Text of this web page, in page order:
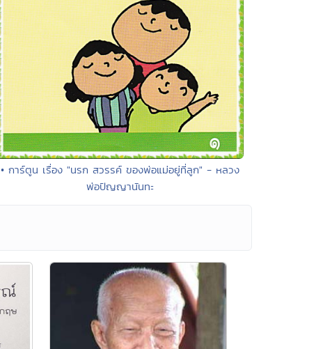
• การ์ตูน เรื่อง "นรก สวรรค์ ของพ่อแม่อยู่ที่ลูก" - หลวง
พ่อปัญญานันทะ